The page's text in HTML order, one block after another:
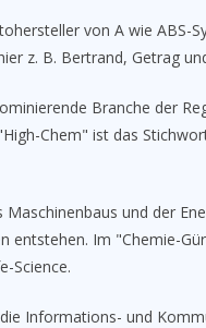
von A wie ABS-
z. B. Bertrand, Getrag
Branche der
Chem" ist das
und der
entstehen. Im "Chemie-
Science.
Informations- und